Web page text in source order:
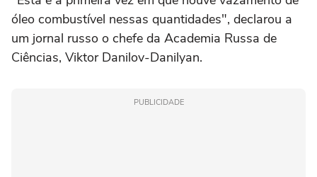
óleo combustível nessas quantidades", declarou a
um jornal russo o chefe da Academia Russa de
Ciências, Viktor Danilov-Danilyan.
PUBLICIDADE